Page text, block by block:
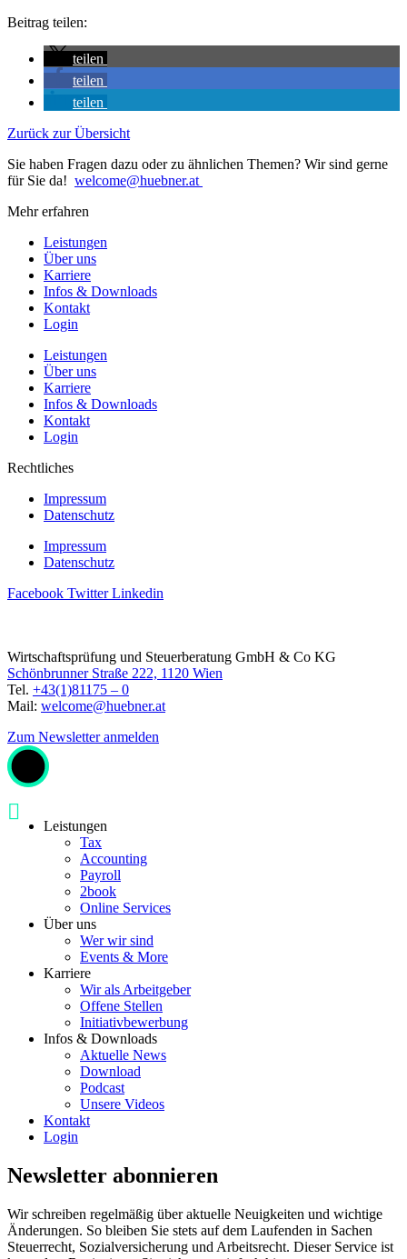
Beitrag teilen:
teilen
teilen
teilen
Zurück zur Übersicht
Sie haben Fragen dazu oder zu ähnlichen Themen? Wir sind gerne
für Sie da! welcome@huebner.at
Mehr erfahren
Leistungen
Über uns
Karriere
Infos & Downloads
Kontakt
Login
Leistungen
Über uns
Karriere
Infos & Downloads
Kontakt
Login
Rechtliches
Impressum
Datenschutz
Impressum
Datenschutz
Facebook Twitter Linkedin
Wirtschaftsprüfung und Steuerberatung GmbH & Co KG
Schönbrunner Straße 222, 1120 Wien
Tel. +43(1)81175 – 0
Mail: welcome@huebner.at
Zum Newsletter anmelden
Leistungen
Tax
Accounting
Payroll
2book
Online Services
Über uns
Wer wir sind
Events & More
Karriere
Wir als Arbeitgeber
Offene Stellen
Initiativbewerbung
Infos & Downloads
Aktuelle News
Download
Podcast
Unsere Videos
Kontakt
Login
Newsletter abonnieren
Wir schreiben regelmäßig über aktuelle Neuigkeiten und wichtige
Änderungen. So bleiben Sie stets auf dem Laufenden in Sachen
Steuerrecht, Sozialversicherung und Arbeitsrecht. Dieser Service ist